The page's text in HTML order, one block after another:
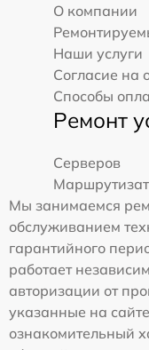
О компании
Наши услуги
Согласие на
Способы
Ремонт
Серверов
Мы занимаемся
обслуживанием
гарантийного
работает
авторизации от
указанные на
ознакомительный